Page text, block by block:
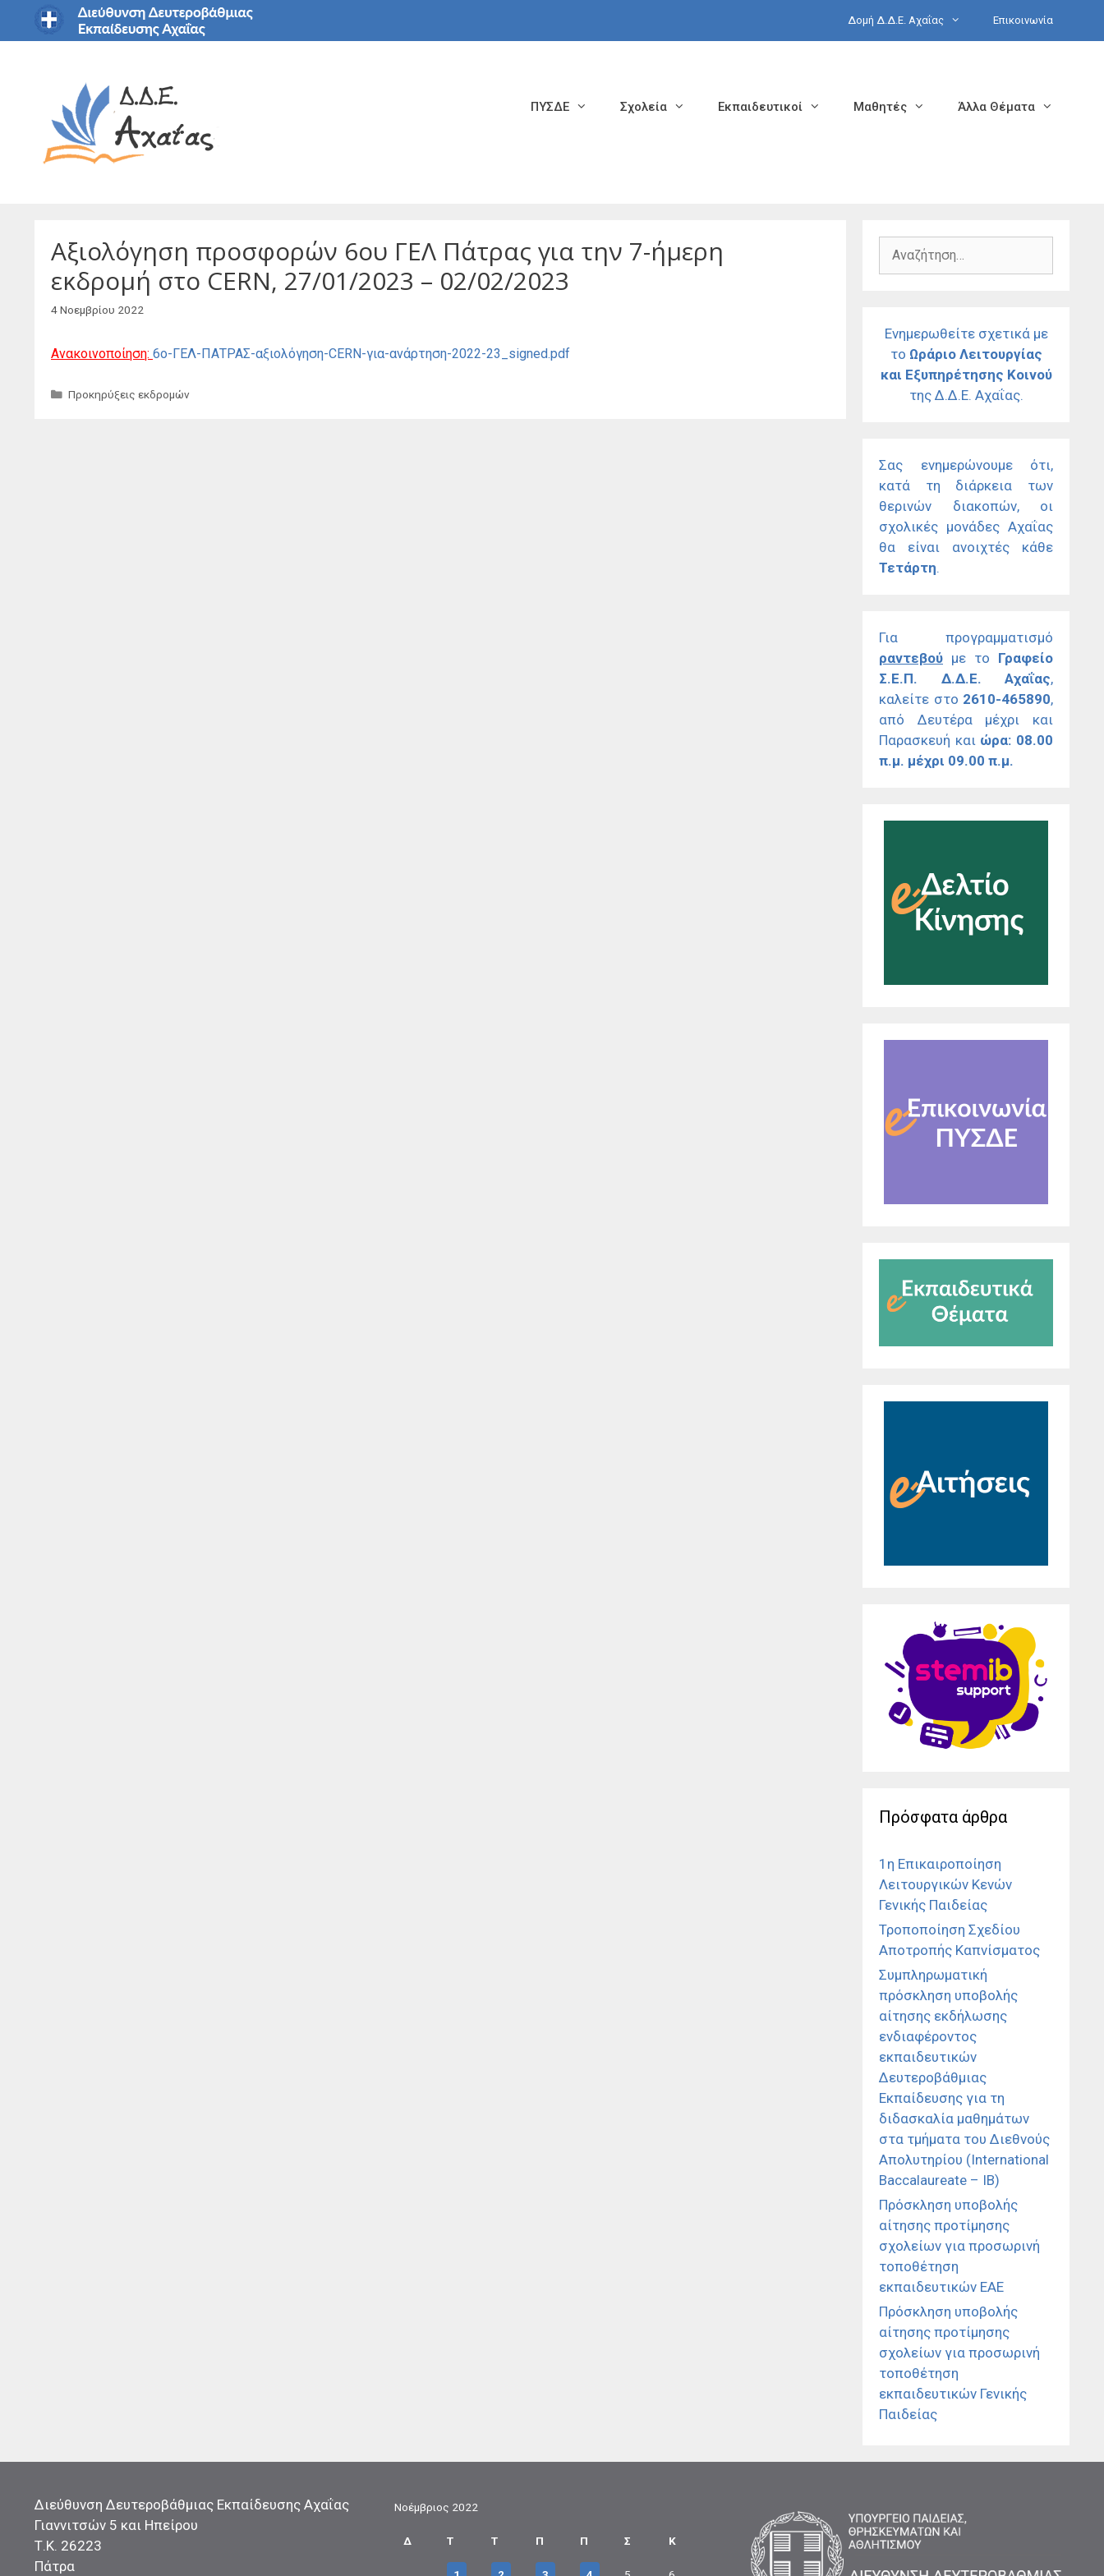
Μετάβαση
Δομή Δ.Δ.Ε. Αχαΐας Επικοινωνία
ΠΥΣΔΕ Σχολεία Εκπαιδευτικοί Μαθητές Άλλα Θέματα
Αξιολόγηση προσφορών 6ου ΓΕΛ Πάτρας για την 7-ήμερη
εκδρομή στο CERN, 27/01/2023 – 02/02/2023
4 Νοεμβρίου 2022
Ανακοινοποίηση: 6ο-ΓΕΛ-ΠΑΤΡΑΣ-αξιολόγηση-CERN-για-ανάρτηση-2022-23_signed.pdf
Κατηγορίες
Προκηρύξεις εκδρομών
Αναζήτηση
Ενημερωθείτε σχετικά με
το Ωράριο Λειτουργίας
και Εξυπηρέτησης Κοινού
της Δ.Δ.Ε. Αχαΐας.
Σας ενημερώνουμε ότι,
κατά τη διάρκεια των
θερινών διακοπών, οι
σχολικές μονάδες Αχαΐας
θα είναι ανοιχτές κάθε
Τετάρτη.
Για προγραμματισμό
ραντεβού με το Γραφείο
Σ.Ε.Π. Δ.Δ.Ε. Αχαΐας,
καλείτε στο 2610-465890,
από Δευτέρα μέχρι και
Παρασκευή και ώρα: 08.00
π.μ. μέχρι 09.00 π.μ.
Πρόσφατα άρθρα
1η Επικαιροποίηση
Λειτουργικών Κενών
Γενικής Παιδείας
Τροποποίηση Σχεδίου
Αποτροπής Καπνίσματος
Συμπληρωματική
πρόσκληση υποβολής
αίτησης εκδήλωσης
ενδιαφέροντος
εκπαιδευτικών
Δευτεροβάθμιας
Εκπαίδευσης για τη
διδασκαλία μαθημάτων
στα τμήματα του Διεθνούς
Απολυτηρίου (International
Baccalaureate – IB)
Πρόσκληση υποβολής
αίτησης προτίμησης
σχολείων για προσωρινή
τοποθέτηση
εκπαιδευτικών ΕΑΕ
Πρόσκληση υποβολής
αίτησης προτίμησης
σχολείων για προσωρινή
τοποθέτηση
εκπαιδευτικών Γενικής
Παιδείας
Διεύθυνση Δευτεροβάθμιας Εκπαίδευσης Αχαΐας
Γιαννιτσών 5 και Ηπείρου
Τ.Κ. 26223
Πάτρα
Νοέμβριος 2022
Δ Τ Τ Π Π Σ Κ